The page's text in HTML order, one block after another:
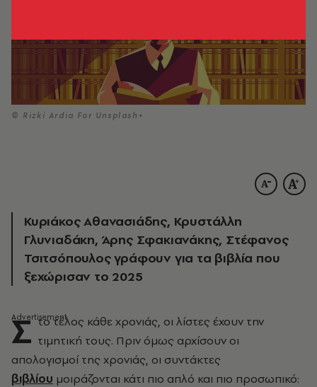
© Rizki Ardia For Unsplash+
Κυριάκος Αθανασιάδης, Κρυστάλλη
Γλυνιαδάκη, Άρης Σφακιανάκης, Στέφανος
Τσιτσόπουλος γράφουν για τα βιβλία που
ξεχώρισαν το 2025
Σ το τέλος κάθε χρονιάς, οι λίστες έχουν την
τιμητική τους. Πριν όμως αρχίσουν οι
απολογισμοί της χρονιάς, οι συντάκτες
βιβλίου μοιράζονται κάτι πιο απλό και πιο προσωπικό: